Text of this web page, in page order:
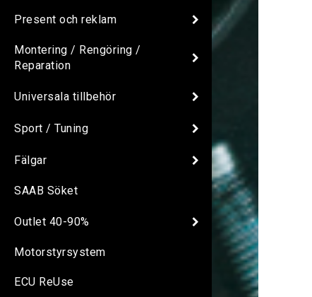
Present och reklam
Montering / Rengöring /
Reparation
Universala tillbehör
Sport / Tuning
Fälgar
SAAB Söket
Outlet 40-90%
Motorstyrsystem
ECU ReUse